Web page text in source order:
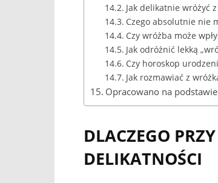
Jak delikatnie wróżyć
Czego absolutnie nie
Czy wróżba może
Jak odróżnić lekką
Czy horoskop
Jak rozmawiać z
Opracowano na podstawie
DLACZEGO
DELIKATNOŚCI